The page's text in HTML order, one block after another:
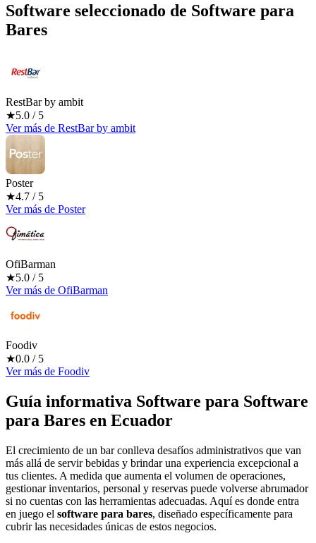
Software seleccionado de Software para
Bares
RestBar by ambit
★5.0 / 5
Ver más de RestBar by ambit
Poster
★4.7 / 5
Ver más de Poster
OfiBarman
★5.0 / 5
Ver más de OfiBarman
Foodiv
★0.0 / 5
Ver más de Foodiv
Guía informativa Software para Software
para Bares en Ecuador
El crecimiento de un bar conlleva desafíos administrativos que van
más allá de servir bebidas y brindar una experiencia excepcional a
tus clientes. A medida que aumenta el volumen de operaciones,
gestionar inventarios, personal y reservas puede volverse abrumador
si no cuentas con las herramientas adecuadas. Aquí es donde entra
en juego el software para bares, diseñado específicamente para
cubrir las necesidades únicas de estos negocios.